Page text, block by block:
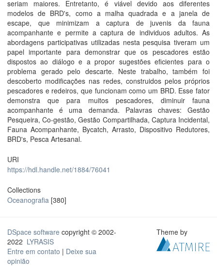
seriam maiores. Entretanto, é viável devido aos diferentes
modelos de BRD's, como a malha quadrada e a janela de
escape, que minimizam a captura de juvenis da fauna
acompanhante e permite a captura de individuos adultos. As
abordagens participativas utilizadas nesta pesquisa tiveram um
papel importante para demonstrar que os pescadores estão
dispostos ao diálogo e a propor sugestões eficientes para o
problema gerado pelo descarte. Neste trabalho, também foi
descoberto modificações nas redes, construidos pelos próprios
pescadores e redeiros, que funcionam como um BRD. Esse fator
demonstra que para muitos pescadores, diminuir fauna
acompanhante é uma demanda. Palavras chaves: Gestão
Pesqueira, Co-gestão, Gestão Compartilhada, Captura Incidental,
Fauna Acompanhante, Bycatch, Arrasto, Dispositivo Redutores,
BRD's, Pesca Artesanal.
URI
https://hdl.handle.net/1884/76041
Collections
Oceanografia [380]
DSpace software copyright © 2002-
2022 LYRASIS
Entre em contato | Deixe sua
opinião
Theme by